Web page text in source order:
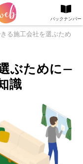
る施工会社を選ぶため
ぶために―
識
バックナンバー